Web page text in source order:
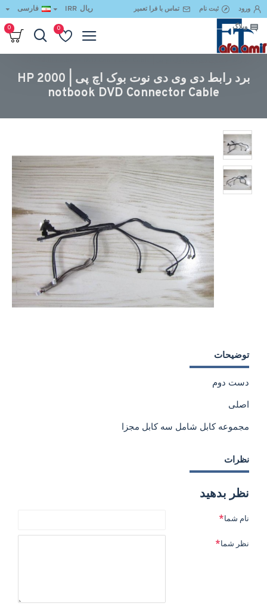
ورود ثبت نام تماس با فرا تعمیر
وبلاگ
ریال IRR فارسی
0
0
برد رابط دی وی دی نوت بوک اچ پی | HP 2000
notbook DVD Connector Cable
توضیحات
دست دوم
اصلی
مجموعه کابل شامل سه کابل مجزا
نظرات
نظر بدهید
نام شما
نظر شما